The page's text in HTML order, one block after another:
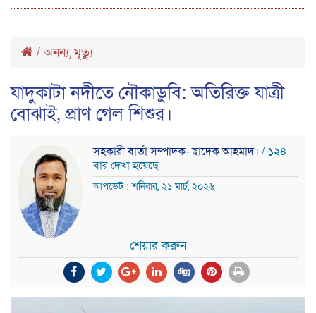
/অনন্য,মৃত্যু
যাদুকাটা নদীতে নৌকাডুবি: অতিরিক্ত যাত্রী
বোঝাই, প্রাণ গেল শিশুর।
সহকারী বার্তা সম্পাদক- ছাদেক আহমাদ। / ১২৪
বার দেখা হয়েছে
আপডেট : শনিবার, ২১ মার্চ, ২০২৬
শেয়ার করুন